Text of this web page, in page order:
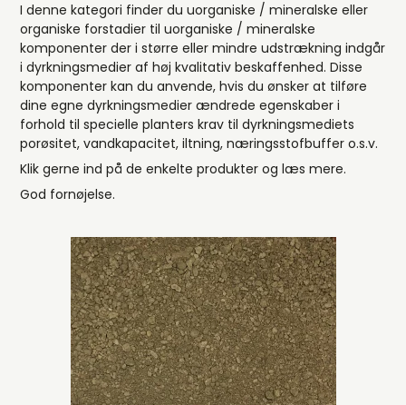
I denne kategori finder du uorganiske / mineralske eller
organiske forstadier til uorganiske / mineralske
komponenter der i større eller mindre udstrækning indgår
i dyrkningsmedier af høj kvalitativ beskaffenhed. Disse
komponenter kan du anvende, hvis du ønsker at tilføre
dine egne dyrkningsmedier ændrede egenskaber i
forhold til specielle planters krav til dyrkningsmediets
porøsitet, vandkapacitet, iltning, næringsstofbuffer o.s.v.
Klik gerne ind på de enkelte produkter og læs mere.
God fornøjelse.